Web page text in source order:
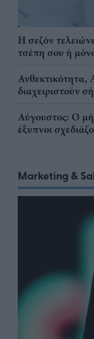
Η σεζόν
τσέπη σου ή
Ανθεκτικότητα,
διαχειριστούν
Αύγουστος: Ο
έξυπνοι
Marketing &